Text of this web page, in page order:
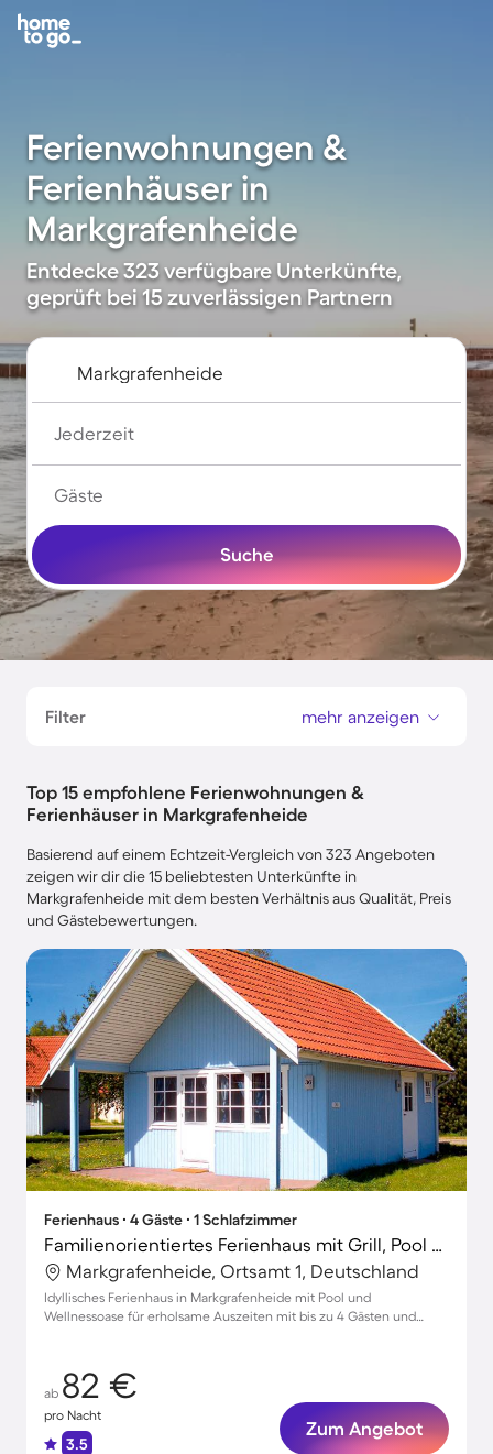
Ferienwohnungen &
Ferienhäuser in
Markgrafenheide
Entdecke 323 verfügbare Unterkünfte,
geprüft bei 15 zuverlässigen Partnern
Jederzeit
Gäste
Suche
Filter mehr anzeigen
Top 15 empfohlene Ferienwohnungen &
Ferienhäuser in Markgrafenheide
Basierend auf einem Echtzeit-Vergleich von 323 Angeboten
zeigen wir dir die 15 beliebtesten Unterkünfte in
Markgrafenheide mit dem besten Verhältnis aus Qualität, Preis
und Gästebewertungen.
Ferienhaus ∙ 4 Gäste ∙ 1 Schlafzimmer
Familienorientiertes Ferienhaus mit Grill, Pool und Sauna | Neben dem Strand | Haustiere erlaubt
Markgrafenheide, Ortsamt 1, Deutschland
Idyllisches Ferienhaus in Markgrafenheide mit Pool und
Wellnessoase für erholsame Auszeiten mit bis zu 4 Gästen und
ab 82 €
pro Nacht
3.5
Zum Angebot